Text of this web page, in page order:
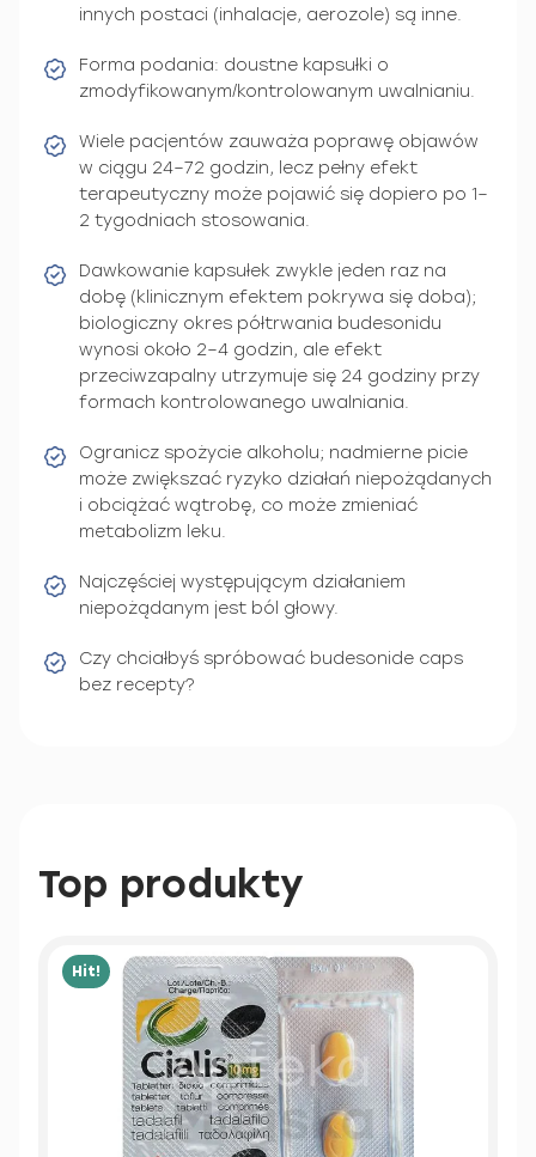
innych postaci (inhalacje, aerozole) są inne.
Forma podania: doustne kapsułki o
zmodyfikowanym/kontrolowanym uwalnianiu.
Wiele pacjentów zauważa poprawę objawów
w ciągu 24–72 godzin, lecz pełny efekt
terapeutyczny może pojawić się dopiero po 1–
2 tygodniach stosowania.
Dawkowanie kapsułek zwykle jeden raz na
dobę (klinicznym efektem pokrywa się doba);
biologiczny okres półtrwania budesonidu
wynosi około 2–4 godzin, ale efekt
przeciwzapalny utrzymuje się 24 godziny przy
formach kontrolowanego uwalniania.
Ogranicz spożycie alkoholu; nadmierne picie
może zwiększać ryzyko działań niepożądanych
i obciążać wątrobę, co może zmieniać
metabolizm leku.
Najczęściej występującym działaniem
niepożądanym jest ból głowy.
Czy chciałbyś spróbować budesonide caps
bez recepty?
Top produkty
Hit!